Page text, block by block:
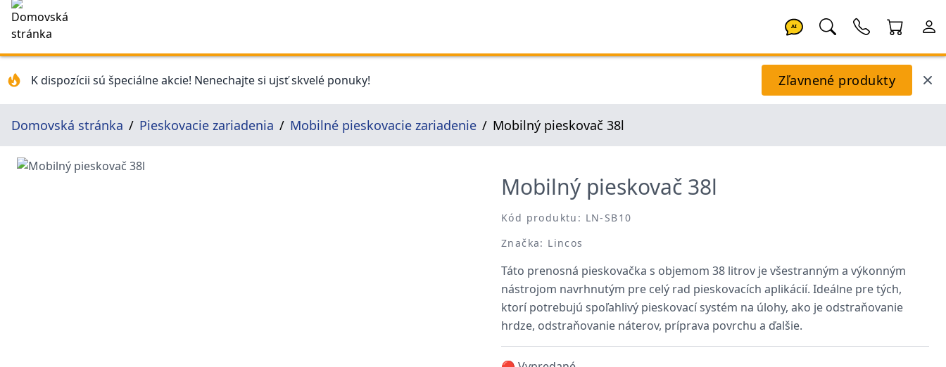
AI
K dispozícii sú špeciálne akcie! Nenechajte si ujsť skvelé ponuky! Zľavnené produkty
Domovská stránka Pieskovacie zariadenia Mobilné pieskovacie zariadenie Mobilný pieskovač 38l
Mobilný pieskovač 38l
Kód produktu: LN-SB10
Značka: Lincos
Táto prenosná pieskovačka s objemom 38 litrov je všestranným a výkonným
nástrojom navrhnutým pre celý rad pieskovacích aplikácií. Ideálne pre tých,
ktorí potrebujú spoľahlivý pieskovací systém na úlohy, ako je odstraňovanie
hrdze, odstraňovanie náterov, príprava povrchu a ďalšie.